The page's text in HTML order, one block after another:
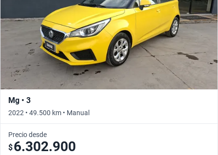
Mg • 3
2022 • 49.500 km • Manual
Precio desde
$6.302.900